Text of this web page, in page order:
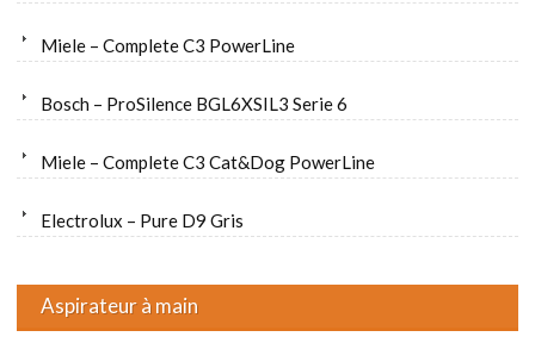
Miele – Complete C3 PowerLine
Bosch – ProSilence BGL6XSIL3 Serie 6
Miele – Complete C3 Cat&Dog PowerLine
Electrolux – Pure D9 Gris
Aspirateur à main